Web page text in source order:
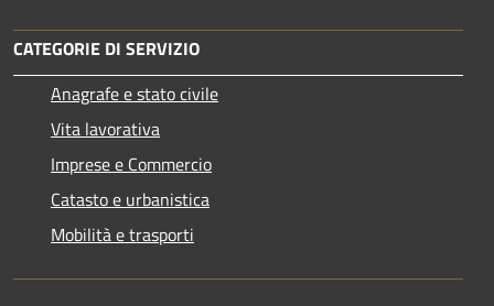
CATEGORIE DI SERVIZIO
Anagrafe e stato civile
Vita lavorativa
Imprese e Commercio
Catasto e urbanistica
Mobilità e trasporti